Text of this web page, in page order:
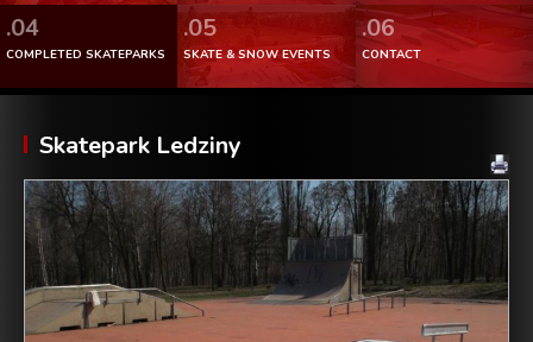
.04
COMPLETED SKATEPARKS
.05
SKATE & SNOW EVENTS
.06
CONTACT
Skatepark Ledziny